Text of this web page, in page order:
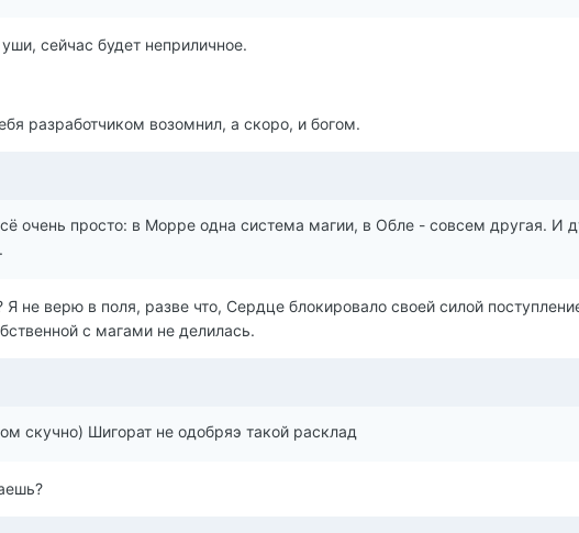
сейчас будет неприличное.
разработчиком возомнил, а скоро, и богом.
очень просто: в Морре одна система магии, в Обле - совсем другая. И
Я не верю в поля, разве что, Сердце блокировало своей силой
с магами не делилась.
скучно) Шигорат не одобряэ такой расклад